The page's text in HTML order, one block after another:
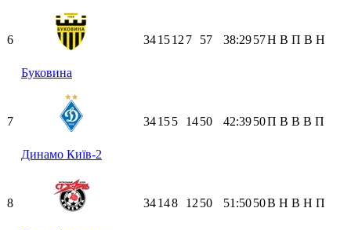
6
Буковина
3415127 57 38:2957Н В П В Н
7
Динамо Київ-2
34155 1450 42:3950П В В В П
8 34148 1250 51:5050В Н В Н П